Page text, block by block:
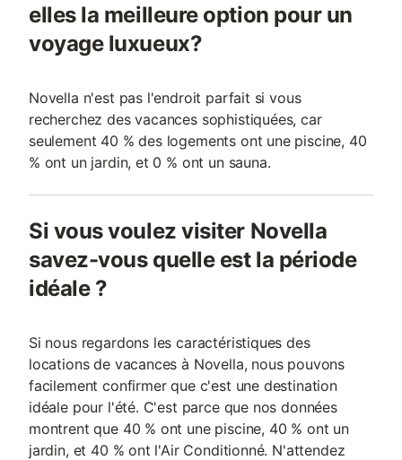
elles la meilleure option pour un
voyage luxueux?
Novella n'est pas l'endroit parfait si vous
recherchez des vacances sophistiquées, car
seulement 40 % des logements ont une piscine, 40
% ont un jardin, et 0 % ont un sauna.
Si vous voulez visiter Novella
savez-vous quelle est la période
idéale ?
Si nous regardons les caractéristiques des
locations de vacances à Novella, nous pouvons
facilement confirmer que c'est une destination
idéale pour l'été. C'est parce que nos données
montrent que 40 % ont une piscine, 40 % ont un
jardin, et 40 % ont l'Air Conditionné. N'attendez